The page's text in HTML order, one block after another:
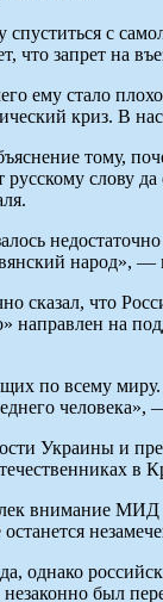
с
запрет на
ему стало
криз. В
тому,
слову
народ»,
сказал, что
направлен на
по всему
человека»,
Украины и
в
внимание
однако
был